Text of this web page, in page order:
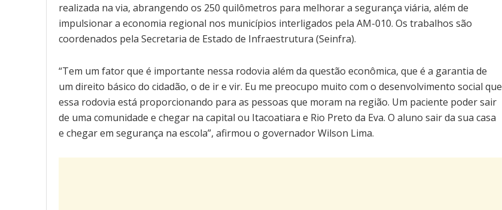
realizada na via, abrangendo os 250 quilômetros para melhorar a segurança viária, além de
impulsionar a economia regional nos municípios interligados pela AM-010. Os trabalhos são
coordenados pela Secretaria de Estado de Infraestrutura (Seinfra).
“Tem um fator que é importante nessa rodovia além da questão econômica, que é a garantia de
um direito básico do cidadão, o de ir e vir. Eu me preocupo muito com o desenvolvimento social que
essa rodovia está proporcionando para as pessoas que moram na região. Um paciente poder sair
de uma comunidade e chegar na capital ou Itacoatiara e Rio Preto da Eva. O aluno sair da sua casa
e chegar em segurança na escola”, afirmou o governador Wilson Lima.